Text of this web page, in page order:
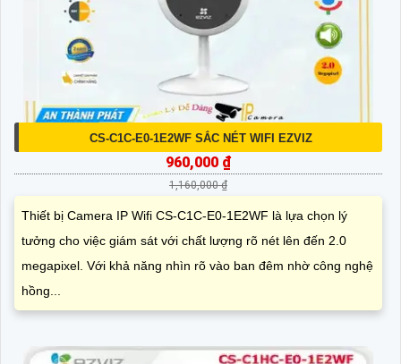
CS-C1C-E0-1E2WF SẮC NÉT WIFI EZVIZ
960,000 ₫
1,160,000 ₫
Thiết bị Camera IP Wifi CS-C1C-E0-1E2WF là lựa chọn lý
tưởng cho việc giám sát với chất lượng rõ nét lên đến 2.0
megapixel. Với khả năng nhìn rõ vào ban đêm nhờ công nghệ
hồng...